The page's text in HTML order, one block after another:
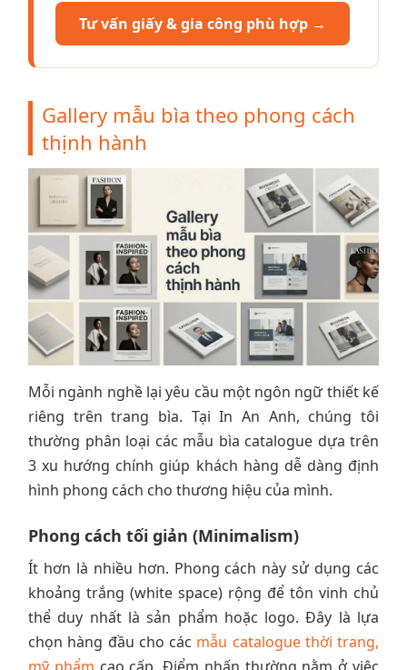
Tư vấn giấy & gia công phù hợp →
Gallery mẫu bìa theo phong cách
thịnh hành
Mỗi ngành nghề lại yêu cầu một ngôn ngữ thiết kế
riêng trên trang bìa. Tại In An Anh, chúng tôi
thường phân loại các mẫu bìa catalogue dựa trên
3 xu hướng chính giúp khách hàng dễ dàng định
hình phong cách cho thương hiệu của mình.
Phong cách tối giản (Minimalism)
Ít hơn là nhiều hơn. Phong cách này sử dụng các
khoảng trắng (white space) rộng để tôn vinh chủ
thể duy nhất là sản phẩm hoặc logo. Đây là lựa
chọn hàng đầu cho các mẫu catalogue thời trang,